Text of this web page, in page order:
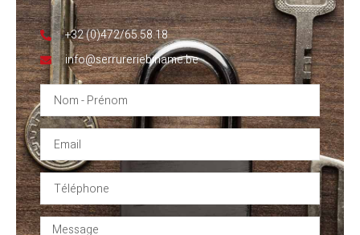
+32 (0)472/65.58.18
info@serrureriebiname.be